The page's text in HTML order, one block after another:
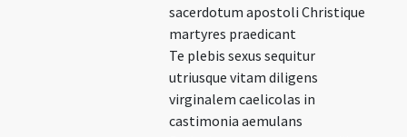
sacerdotum apostoli Christique
martyres praedicant
Te plebis sexus sequitur
utriusque vitam diligens
virginalem caelicolas in
castimonia aemulans